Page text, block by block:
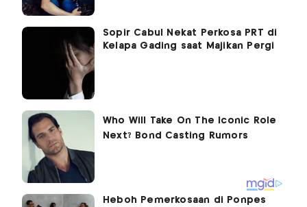
Sopir Cabul Nekat Perkosa PRT di
Kelapa Gading saat Majikan Pergi
Heboh Pemerkosaan di Ponpes